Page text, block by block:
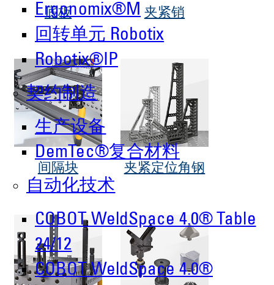
Ergonomix®M
回转单元 Robotix
Robotix®IP
契约制造
生产设备
DemTec®复合材料
自动化技术
COBOT WeldSpace 4.0® Table
24/12
COBOT WeldSpace 4.0®
底板 夹紧销
间隔块 夹紧定位角钢